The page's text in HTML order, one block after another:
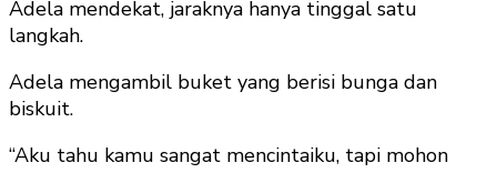
Adela mendekat, jaraknya hanya tinggal satu
langkah.
Adela mengambil buket yang berisi bunga dan
biskuit.
“Aku tahu kamu sangat mencintaiku, tapi mohon